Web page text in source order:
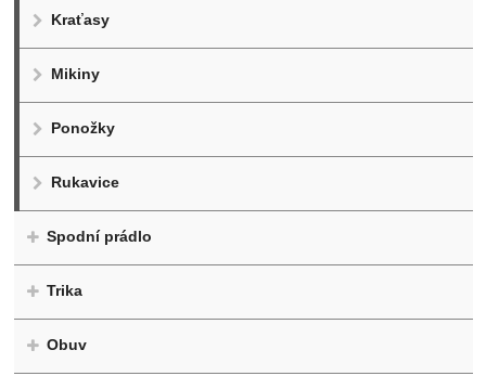
Kraťasy
Mikiny
Ponožky
Rukavice
Spodní prádlo
Trika
Obuv